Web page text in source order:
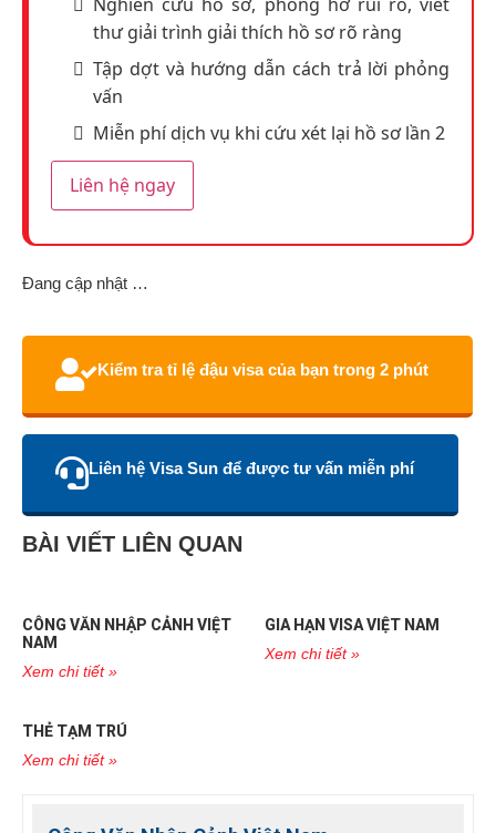
thư giải trình giải thích hồ sơ rõ ràng
Tập dợt và hướng dẫn cách trả lời phỏng
vấn
Miễn phí dịch vụ khi cứu xét lại hồ sơ lần 2
Liên hệ ngay
Đang cập nhật …
Kiểm tra tỉ lệ đậu visa của bạn trong 2 phút
Liên hệ Visa Sun để được tư vấn miễn phí
BÀI VIẾT LIÊN QUAN
CÔNG VĂN NHẬP CẢNH VIỆT
NAM
Xem chi tiết »
GIA HẠN VISA VIỆT NAM
Xem chi tiết »
THẺ TẠM TRÚ
Xem chi tiết »